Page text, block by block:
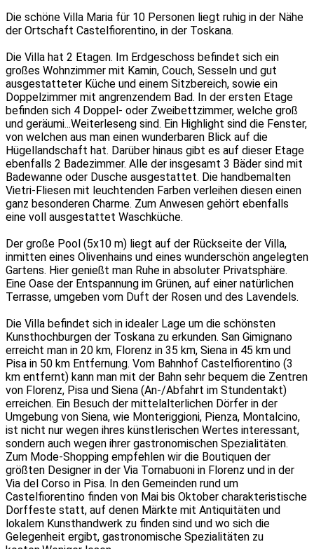
Die schöne Villa Maria für 10 Personen liegt ruhig in der Nähe
der Ortschaft Castelfiorentino, in der Toskana.
Die Villa hat 2 Etagen. Im Erdgeschoss befindet sich ein
großes Wohnzimmer mit Kamin, Couch, Sesseln und gut
ausgestatteter Küche und einem Sitzbereich, sowie ein
Doppelzimmer mit angrenzendem Bad. In der ersten Etage
befinden sich 4 Doppel- oder Zweibettzimmer, welche groß
und geräumi...Weiterleseng sind. Ein Highlight sind die Fenster,
von welchen aus man einen wunderbaren Blick auf die
Hügellandschaft hat. Darüber hinaus gibt es auf dieser Etage
ebenfalls 2 Badezimmer. Alle der insgesamt 3 Bäder sind mit
Badewanne oder Dusche ausgestattet. Die handbemalten
Vietri-Fliesen mit leuchtenden Farben verleihen diesen einen
ganz besonderen Charme. Zum Anwesen gehört ebenfalls
eine voll ausgestattet Waschküche.
Der große Pool (5x10 m) liegt auf der Rückseite der Villa,
inmitten eines Olivenhains und eines wunderschön angelegten
Gartens. Hier genießt man Ruhe in absoluter Privatsphäre.
Eine Oase der Entspannung im Grünen, auf einer natürlichen
Terrasse, umgeben vom Duft der Rosen und des Lavendels.
Die Villa befindet sich in idealer Lage um die schönsten
Kunsthochburgen der Toskana zu erkunden. San Gimignano
erreicht man in 20 km, Florenz in 35 km, Siena in 45 km und
Pisa in 50 km Entfernung. Vom Bahnhof Castelfiorentino (3
km entfernt) kann man mit der Bahn sehr bequem die Zentren
von Florenz, Pisa und Siena (An-/Abfahrt im Stundentakt)
erreichen. Ein Besuch der mittelalterlichen Dörfer in der
Umgebung von Siena, wie Monteriggioni, Pienza, Montalcino,
ist nicht nur wegen ihres künstlerischen Wertes interessant,
sondern auch wegen ihrer gastronomischen Spezialitäten.
Zum Mode-Shopping empfehlen wir die Boutiquen der
größten Designer in der Via Tornabuoni in Florenz und in der
Via del Corso in Pisa. In den Gemeinden rund um
Castelfiorentino finden von Mai bis Oktober charakteristische
Dorffeste statt, auf denen Märkte mit Antiquitäten und
lokalem Kunsthandwerk zu finden sind und wo sich die
Gelegenheit ergibt, gastronomische Spezialitäten zu